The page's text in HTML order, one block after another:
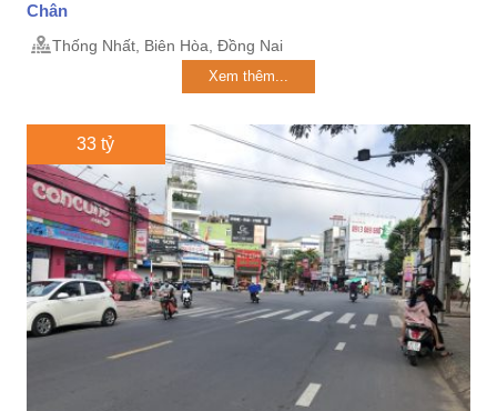
Chân
Thống Nhất, Biên Hòa, Đồng Nai
Xem thêm...
33 tỷ